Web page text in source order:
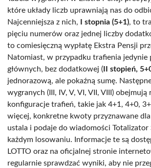
które układy liczb uprawniają nas do
Najcenniejsza z nich,
I stopnia (5+1), to
pięciu numerów oraz jednej liczby
to comiesięczną wypłatę Ekstra Pensji
Natomiast, w przypadku trafienia jedynie
głównych, bez dodatkowej ( II stopień,
jednorazową, ale pokaźną sumę.
wygranych (III, IV, V, VI, VII, VIII) obejmują
konfiguracje trafień, takie jak 4+1, 4+0,
więcej, konkretne kwoty przyznawane
ustala i podaje do wiadomości
każdym losowaniu. Informacje te są
LOTTO oraz na oficjalnej stronie
regularnie sprawdzać wyniki, aby nie